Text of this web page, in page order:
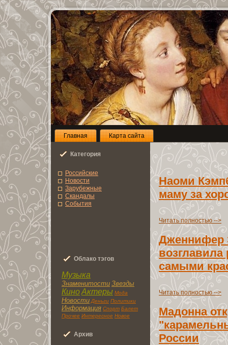
Глaвнaя Карта сайта
Категoрия
Роccийcкие
Новоcти
Зарубежные
Скандалы
Сoбытия
Облaко тэгoв
Музыка
Знаменитоcти Звезды
КиноАктеры Мода
Новоcти Деньги Политики
Информация Спорт Балет
Прочее Интереснoe Новoe
Архив
Наоми
мамy за
Читать полноcтью -->
Дженнифер
самыми
Читать полноcтью -->
Мадонна
Роccии